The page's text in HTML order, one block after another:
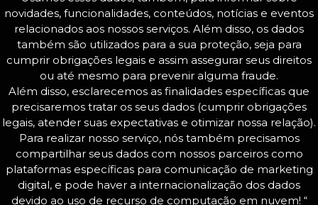
novidades, funcionalidades, conteúdos, notícias e eventos
relacionados aos nossos serviços. Além disso, os dados
também são utilizados para a sua proteção, seja para
cumprir obrigações legais e assim assegurar seus direitos
ou até mesmo para prevenir alguma fraude.
Além disso, esclarecemos as finalidades específicas que
precisaremos tratar os seus dados (cumprir obrigações
legais, atender suas expectativas e otimizar nossa relação).
Para realizar nosso serviço, nós também precisamos
compartilhar seus dados com nossos parceiros como
plataformas específicas para comunicação de marketing
digital, e pode haver a internacionalização dos dados
devido ao uso de recurso de computação em nuvem! “